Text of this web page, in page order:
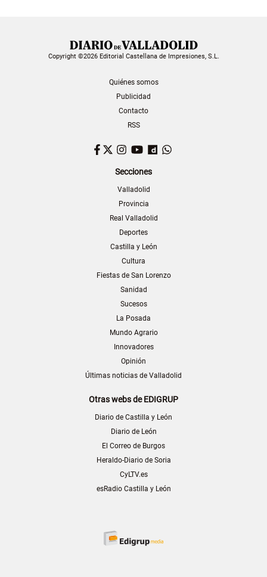
Copyright ©2026 Editorial Castellana de Impresiones, S.L.
Quiénes somos
Publicidad
Contacto
RSS
Facebook
TwitterInstagram
YouTubeDailymotion
Secciones
Valladolid
Provincia
Real Valladolid
Deportes
Castilla y León
Cultura
Fiestas de San Lorenzo
Sanidad
Sucesos
La Posada
Mundo Agrario
Innovadores
Opinión
Últimas noticias de Valladolid
Otras webs de EDIGRUP
Diario de Castilla y León
Diario de León
El Correo de Burgos
Heraldo-Diario de Soria
CyLTV.es
esRadio Castilla y León